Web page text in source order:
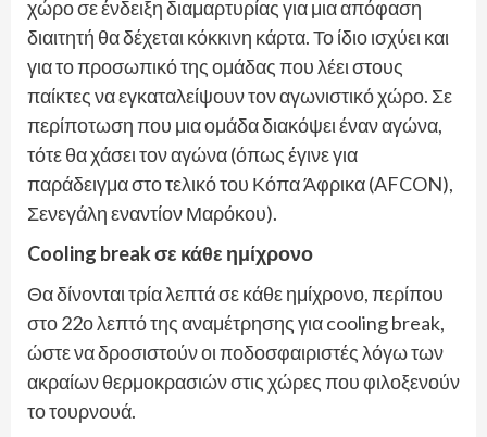
χώρο σε ένδειξη διαμαρτυρίας για μια απόφαση
διαιτητή θα δέχεται κόκκινη κάρτα. Το ίδιο ισχύει και
για το προσωπικό της ομάδας που λέει στους
παίκτες να εγκαταλείψουν τον αγωνιστικό χώρο. Σε
περίποτωση που μια ομάδα διακόψει έναν αγώνα,
τότε θα χάσει τον αγώνα (όπως έγινε για
παράδειγμα στο τελικό του Κόπα Άφρικα (AFCON),
Σενεγάλη εναντίον Μαρόκου).
Cooling break σε κάθε ημίχρονο
Θα δίνονται τρία λεπτά σε κάθε ημίχρονο, περίπου
στο 22ο λεπτό της αναμέτρησης για cooling break,
ώστε να δροσιστούν οι ποδοσφαιριστές λόγω των
ακραίων θερμοκρασιών στις χώρες που φιλοξενούν
το τουρνουά.